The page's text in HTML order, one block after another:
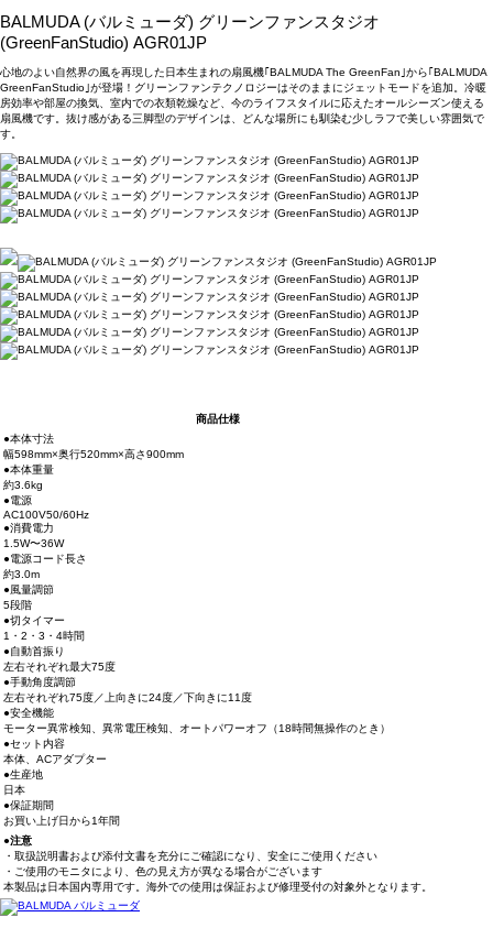
BALMUDA (バルミューダ) グリーンファンスタジオ
(GreenFanStudio) AGR01JP
心地のよい自然界の風を再現した日本生まれの扇風機｢BALMUDA The GreenFan｣から｢BALMUDA
GreenFanStudio｣が登場！グリーンファンテクノロジーはそのままにジェットモードを追加。冷暖
房効率や部屋の換気、室内での衣類乾燥など、今のライフスタイルに応えたオールシーズン使える
扇風機です。抜け感がある三脚型のデザインは、どんな場所にも馴染む少しラフで美しい雰囲気で
す。
商品仕様
●本体寸法
幅598mm×奥行520mm×高さ900mm
●本体重量
約3.6kg
●電源
AC100V50/60Hz
●消費電力
1.5W〜36W
●電源コード長さ
約3.0m
●風量調節
5段階
●切タイマー
1・2・3・4時間
●自動首振り
左右それぞれ最大75度
●手動角度調節
左右それぞれ75度／上向きに24度／下向きに11度
●安全機能
モーター異常検知、異常電圧検知、オートパワーオフ（18時間無操作のとき）
●セット内容
本体、ACアダプター
●生産地
日本
●保証期間
お買い上げ日から1年間
●注意
・取扱説明書および添付文書を充分にご確認になり、安全にご使用ください
・ご使用のモニタにより、色の見え方が異なる場合がございます
本製品は日本国内専用です。海外での使用は保証および修理受付の対象外となります。